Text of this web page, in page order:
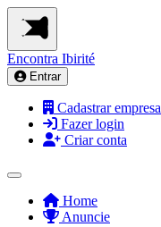
Encontra Ibirité
Entrar
Cadastrar empresa
Fazer login
Criar conta
Home
Anuncie